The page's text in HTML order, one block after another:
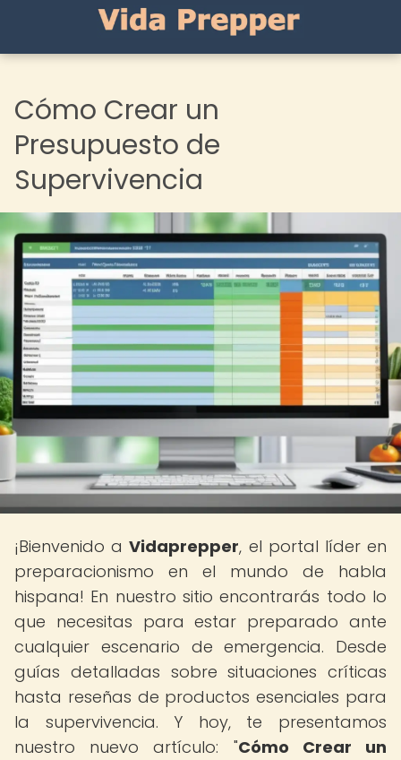
Cómo Crear un
Presupuesto de
Supervivencia
¡Bienvenido aVidaprepper, el portal líder en
preparacionismo en el mundo de habla
hispana! En nuestro sitio encontrarás todo lo
que necesitas para estar preparado ante
cualquier escenario de emergencia. Desde
guías detalladas sobre situaciones críticas
hasta reseñas de productos esenciales para
la supervivencia. Y hoy, te presentamos
nuestro nuevo artículo: "Cómo Crear un